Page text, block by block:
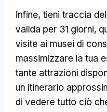
Infine, tieni traccia
valida per 31 giorni,
visite ai musei di
massimizzare la tua
tante attrazioni
un itinerario
di vedere tutto ciò